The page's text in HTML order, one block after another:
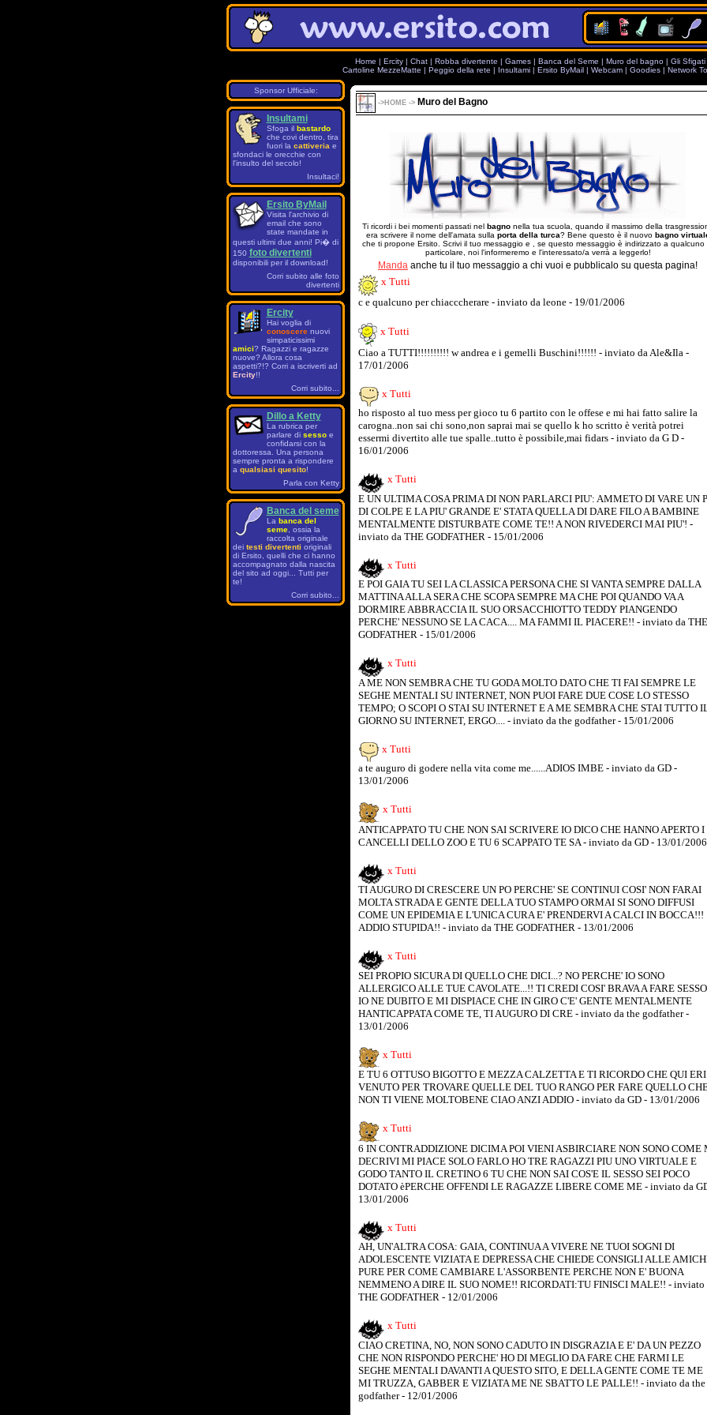
Home | Ercity | Chat | Robba divertente | Games | Banca del Seme | Muro del bagno | Gli Sfigati
Cartoline MezzeMatte | Peggio della rete | Insultami | Ersito ByMail | Webcam | Goodies | Network
Sponsor Ufficiale:
Insultami
Sfoga il bastardo
che covi dentro, tira
fuori la cattiveria e
sfondaci le orecchie con
l'insulto del secolo!
Insultaci!
Ersito ByMail
Visita l'archivio di
email che sono
state mandate in
questi ultimi due anni! Pi� di
150 foto divertenti
disponibili per il download!
Corri subito alle foto
divertenti
Ercity
Hai voglia di
conoscerenuovi
simpaticissimi
amici? Ragazzi e ragazze
nuove? Allora cosa
aspetti?!? Corri a iscriverti ad
Ercity!!
Corri subito...
Dillo a Ketty
La rubrica per
parlare di sessoe
confidarsi con la
dottoressa. Una persona
sempre pronta a rispondere
a qualsiasi quesito!
Parla con Ketty
Banca del seme
La banca del
seme, ossia la
raccolta originale
dei testi divertenti originali
di Ersito, quelli che ci hanno
accompagnato dalla nascita
del sito ad oggi... Tutti per
te!
Corri subito...
-> HOME -> Muro del Bagno
Ti ricordi i bei momenti passati nel bagnonella tua scuola, quando il massimo della
era scrivere il nome dell'amata sulla porta della turca? Bene questo è il nuovo bagno
che ti propone Ersito. Scrivi il tuo messaggio e , se questo messaggio è indirizzato a qualcuno
particolare, noi l'informeremo e l'interessato/a verrà a leggerlo!
Manda anche tu il tuo messaggio a chi vuoi e pubblicalo su questa pagina!
x Tutti
c e qualcuno per chiacccherare - inviato da leone - 19/01/2006
x Tutti
Ciao a TUTTI!!!!!!!!!! w andrea e i gemelli Buschini!!!!!! - inviato da Ale&Ila -
17/01/2006
x Tutti
ho risposto al tuo mess per gioco tu 6 partito con le offese e mi hai fatto salire la
carogna..non sai chi sono,non saprai mai se quello k ho scritto è verità potrei
essermi divertito alle tue spalle..tutto è possibile,mai fidars - inviato da G D -
16/01/2006
x Tutti
E UN ULTIMA COSA PRIMA DI NON PARLARCI PIU': AMMETO DI VARE UN
DI COLPE E LA PIU' GRANDE E' STATA QUELLA DI DARE FILO A BAMBINE
MENTALMENTE DISTURBATE COME TE!! A NON RIVEDERCI MAI PIU'! -
inviato da THE GODFATHER - 15/01/2006
x Tutti
E POI GAIA TU SEI LA CLASSICA PERSONA CHE SI VANTA SEMPRE DALLA
MATTINA ALLA SERA CHE SCOPA SEMPRE MA CHE POI QUANDO VA A
DORMIRE ABBRACCIA IL SUO ORSACCHIOTTO TEDDY PIANGENDO
PERCHE' NESSUNO SE LA CACA.... MA FAMMI IL PIACERE!! - inviato da THE
GODFATHER - 15/01/2006
x Tutti
A ME NON SEMBRA CHE TU GODA MOLTO DATO CHE TI FAI SEMPRE LE
SEGHE MENTALI SU INTERNET, NON PUOI FARE DUE COSE LO STESSO
TEMPO; O SCOPI O STAI SU INTERNET E A ME SEMBRA CHE STAI TUTTO
GIORNO SU INTERNET, ERGO.... - inviato da the godfather - 15/01/2006
x Tutti
a te auguro di godere nella vita come me......ADIOS IMBE - inviato da GD -
13/01/2006
x Tutti
ANTICAPPATO TU CHE NON SAI SCRIVERE IO DICO CHE HANNO APERTO I
CANCELLI DELLO ZOO E TU 6 SCAPPATO TE SA - inviato da GD - 13/01/2006
x Tutti
TI AUGURO DI CRESCERE UN PO PERCHE' SE CONTINUI COSI' NON FARAI
MOLTA STRADA E GENTE DELLA TUO STAMPO ORMAI SI SONO DIFFUSI
COME UN EPIDEMIA E L'UNICA CURA E' PRENDERVI A CALCI IN BOCCA!!!
ADDIO STUPIDA!! - inviato da THE GODFATHER - 13/01/2006
x Tutti
SEI PROPIO SICURA DI QUELLO CHE DICI...? NO PERCHE' IO SONO
ALLERGICO ALLE TUE CAVOLATE...!! TI CREDI COSI' BRAVA A FARE
IO NE DUBITO E MI DISPIACE CHE IN GIRO C'E' GENTE MENTALMENTE
HANTICAPPATA COME TE, TI AUGURO DI CRE - inviato da the godfather -
13/01/2006
x Tutti
E TU 6 OTTUSO BIGOTTO E MEZZA CALZETTA E TI RICORDO CHE QUI ERI
VENUTO PER TROVARE QUELLE DEL TUO RANGO PER FARE QUELLO
NON TI VIENE MOLTOBENE CIAO ANZI ADDIO - inviato da GD - 13/01/2006
x Tutti
6 IN CONTRADDIZIONE DICIMA POI VIENI ASBIRCIARE NON SONO COME
DECRIVI MI PIACE SOLO FARLO HO TRE RAGAZZI PIU UNO VIRTUALE E
GODO TANTO IL CRETINO 6 TU CHE NON SAI COS'E IL SESSO SEI POCO
DOTATO èPERCHE OFFENDI LE RAGAZZE LIBERE COME ME - inviato da
13/01/2006
x Tutti
AH, UN'ALTRA COSA: GAIA, CONTINUA A VIVERE NE TUOI SOGNI DI
ADOLESCENTE VIZIATA E DEPRESSA CHE CHIEDE CONSIGLI ALLE
PURE PER COME CAMBIARE L'ASSORBENTE PERCHE NON E' BUONA
NEMMENO A DIRE IL SUO NOME!! RICORDATI:TU FINISCI MALE!! - inviato
THE GODFATHER - 12/01/2006
x Tutti
CIAO CRETINA, NO, NON SONO CADUTO IN DISGRAZIA E E' DA UN PEZZO
CHE NON RISPONDO PERCHE' HO DI MEGLIO DA FARE CHE FARMI LE
SEGHE MENTALI DAVANTI A QUESTO SITO, E DELLA GENTE COME TE ME
MI TRUZZA, GABBER E VIZIATA ME NE SBATTO LE PALLE!! - inviato da the
godfather - 12/01/2006